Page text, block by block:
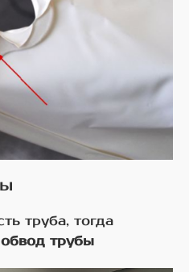
труба, тогда
трубы